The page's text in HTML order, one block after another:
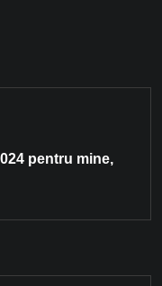
pentru mine,